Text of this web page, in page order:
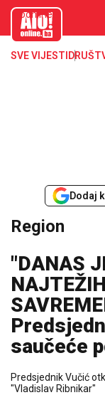
aloonline.b
SVE VIJESTI
Dodaj
Region
"DANAS
saučeće
Predsjednik Vučić
"Vladislav Ribnikar"